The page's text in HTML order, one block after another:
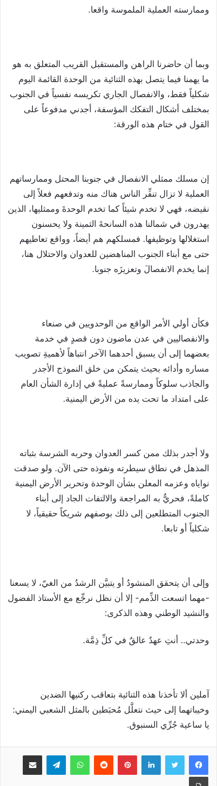
وممارسته العملية الملموسة واقعا.
وبما أن حاضرنا الراهن والمستقبل القريب المتعلق به هو
ما يهمنا فيما يتصل بهذه الثنائية من الوحدة القائمة اليوم
شكلياً فقط، والانفصال الجاري تكريسه نفسياً في الجنوب
بمختلف أشكال التفكك المؤسفة، أجدني مدفوعاً على
القول في ختام هذه الورقة:
إن مسلك ممثلي الانفصال في جنوبنا المحتل وممارساتهم
العملية لا تزال تنفِّر الناس هناك منه وتدفعهم فعلاً إلى
نقيضه، فهي لا تخدم شيئاً كما تخدم الوحدةَ وممثليها، الذين
يهدرون في شمالنا هذه السانحةَ الثمينة ولا يحسنون
استغلالها وتوظيفها. فمسلكهم هم أيضاً، وواقع تعاطيهم
حتى مع أبناء الجنوب المناهضين للعدوان والاحتلال هنا،
إنما يخدم الانفصالَ وتعزيزَه جنوبا.
فكأن أولي الأمر الواقع من الوحدويين في صنعاء
والانفصاليين في عدن ماضون دون قصدٍ في خدمة
بعضهما إلى أن يسبق أحدهما الآخر انتباهاً لأهميةِ تصويب
مساره وأدائه بحيث يتمكن من خلق النموذج الأجدر
والجاذب سلوكاً وممارسةً عمليةً في إدارة الشأن العام
على امتداد ما تحت يده من الأرض اليمنية.
ولا أجدر بذلك ممن كسر العدوان وحربه الشرسة بثباته
المذهل في نطاق سيطرته ونفوذه حتى الآن. ولو صدقت
نواياه وعزمه المعلن بشأن الوحدة وتحرير الأرض اليمنية
كاملةً، فحريٌّ به المراجعة والالتفات الجاد إلى أبناء
الجنوب المتطلعين إلى ذلك بوصفهم شريكاً حقيقياً، لا
شكلياً أو تابعا.
وإلى أن يتحقق المنشودُ أو يتبيَّن الرشدُ من الغيّ، لا يسعنا
-مهما اتسعت الذِّمم- إلا أن نظل نرجِّع مع الأستاذ الفضول
والنشيد الوطني وهذه الذكرى:
وحدتي.. أنتِ عهدٌ عالقٌ في كلِّ ذِمَّة.
آملين ألا تأخذنا هذه الثنائية بتعاقب ركنيها الضدين
وخيباتهما إلى حيث نتعلَّل مُحبَطين بالمثل الشعبي اليمني:
يا ساعية جُرِّي السنبوق.
لينكدإنبينتيريست واتسابتيلقرام مشاركة عبر البريد
طباعة